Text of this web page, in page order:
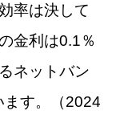
率は決して
金利は0.1％
ネットバン
ます。（2024